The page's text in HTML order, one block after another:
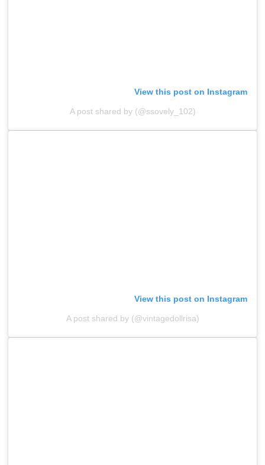
View this post on Instagram
A post shared by (@ssovely_102)
View this post on Instagram
A post shared by (@vintagedollrisa)